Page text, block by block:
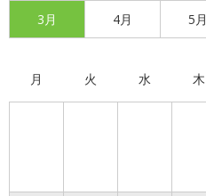
3月 4月 5月
月 火 水 木